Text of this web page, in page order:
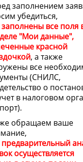
заполнением
убедиться,
заполнены все поля
"Мои данные",
красной
, а также
все
(СНИЛС,
о
в налоговом
обращаем ваше
предварительный
осуществляется